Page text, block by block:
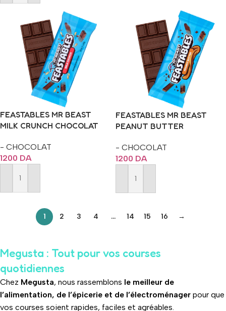
FEASTABLES MR BEAST
MILK CRUNCH CHOCOLAT
- CHOCOLAT
1200 DA
Ajouter Au Panier
FEASTABLES MR BEAST
PEANUT BUTTER
- CHOCOLAT
1200 DA
Ajouter Au Panier
1 2 3 4 … 14 15 16 →
Megusta : Tout pour vos courses
quotidiennes
Chez Megusta, nous rassemblons le meilleur de
l’alimentation, de l’épicerie et de l’électroménager pour que
vos courses soient rapides, faciles et agréables.